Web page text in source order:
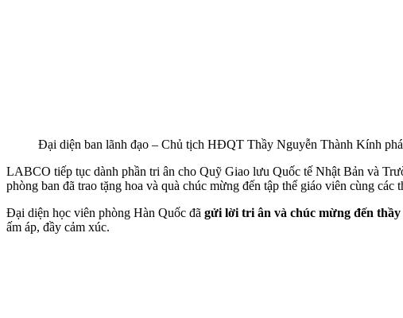
Đại diện ban lãnh đạo – Chủ tịch HĐQT Thầy Nguyễn Thành Kính
LABCO tiếp tục dành phần tri ân cho Quỹ Giao lưu Quốc tế Nhật Bản và
phòng ban đã trao tặng hoa và quà chúc mừng đến tập thể giáo viên cùng
Đại diện học viên phòng Hàn Quốc đã gửi lời tri ân và chúc mừng đến thầy
ấm áp, đầy cảm xúc.